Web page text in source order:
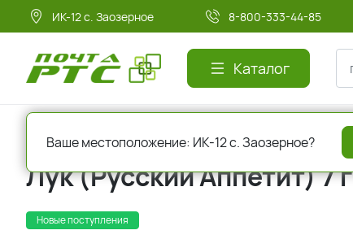
ИК-12 с. Заозерное 8-800-333-44-85
Каталог
Лук (Русский Аппетит) 7 г
Новые поступления
Ваше местоположение: ИК-12 с. Заозерное?